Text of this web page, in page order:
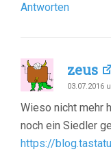
Antworten
zeus
03.07.2016
Wieso nicht mehr
noch ein Siedler
https://